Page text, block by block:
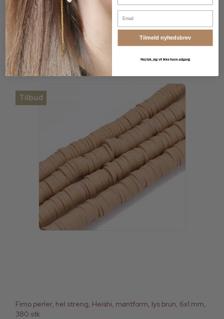
Vis produkt
Tilbud
Fimo perler, hel streng, Heishi, møntform, lys brun, 6x1 mm,
380 stk
Email
Tilmeld nyhedsbrev
Nej tak, jeg vil ikke have adgang